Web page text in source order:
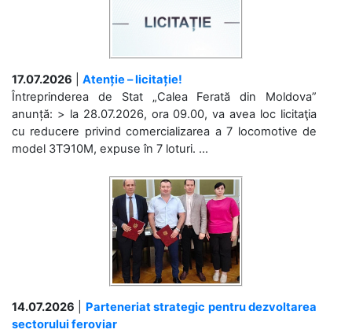
17.07.2026
Atenție – licitație!
Întreprinderea de Stat „Calea Ferată din Moldova”
anunță: > la 28.07.2026, ora 09.00, va avea loc licitaţia
cu reducere privind comercializarea a 7 locomotive de
model 3ТЭ10М, expuse în 7 loturi. ...
14.07.2026
Parteneriat strategic pentru dezvoltarea
sectorului feroviar